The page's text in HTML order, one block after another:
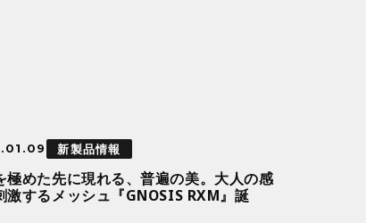
新製品情報
極めた先に現れる、普遍の美。大人の感
激するメッシュ『GNOSIS RXM』誕